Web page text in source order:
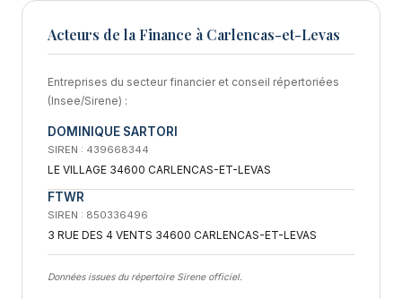
Acteurs de la Finance à Carlencas-et-Levas
Entreprises du secteur financier et conseil répertoriées
(Insee/Sirene) :
DOMINIQUE SARTORI
SIREN : 439668344
LE VILLAGE 34600 CARLENCAS-ET-LEVAS
FTWR
SIREN : 850336496
3 RUE DES 4 VENTS 34600 CARLENCAS-ET-LEVAS
Données issues du répertoire Sirene officiel.